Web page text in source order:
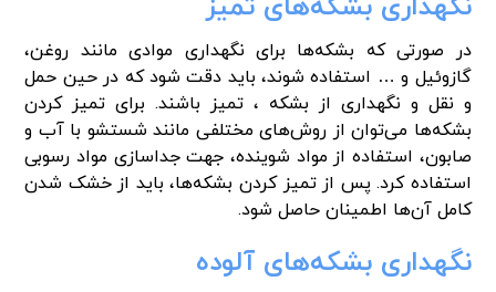
نگهداری بشکه‌های تمیز
در صورتی که بشکه‌ها برای نگهداری موادی مانند روغن،
گازوئیل و … استفاده شوند، باید دقت شود که در حین حمل
و نقل و نگهداری از بشکه‌ ، تمیز باشند. برای تمیز کردن
بشکه‌ها می‌توان از روش‌های مختلفی مانند شستشو با آب و
صابون، استفاده از مواد شوینده، جهت جداسازی مواد رسوبی
استفاده کرد. پس از تمیز کردن بشکه‌ها، باید از خشک شدن
کامل آن‌ها اطمینان حاصل شود.
نگهداری بشکه‌های آلوده